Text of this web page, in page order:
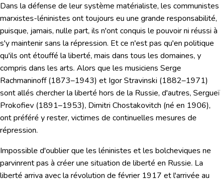
Dans la défense de leur système matérialiste, les communistes
marxistes-léninistes ont toujours eu une grande responsabilité,
puisque, jamais, nulle part, ils n'ont conquis le pouvoir ni réussi à
s'y maintenir sans la répression. Et ce n'est pas qu'en politique
qu'ils ont étouffé la liberté, mais dans tous les domaines, y
compris dans les arts. Alors que les musiciens Serge
Rachmaninoff(1873–1943) et Igor Stravinski (1882–1971)
sont allés chercher la liberté hors de la Russie, d'autres, Sergueï
Prokofiev (1891–1953), Dimitri Chostakovitch (né en 1906),
ont préféré y rester, victimes de continuelles mesures de
répression.
Impossible d'oublier que les léninistes et les bolcheviques ne
parvinrent pas à créer une situation de liberté en Russie. La
liberté arriva avec la révolution de février 1917 et l'arrivée au